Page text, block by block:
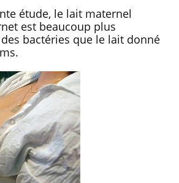
étude, le lait maternel
est beaucoup plus
bactéries que le lait donné